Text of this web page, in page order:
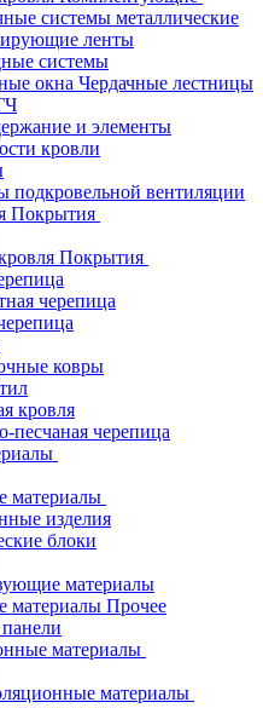
системы металлические
ленты
системы
окна Чердачные лестницы
и элементы
кровли
подкровельной вентиляции
Покрытия
Покрытия
черепица
ковры
кровля
песчаная черепица
материалы
изделия
блоки
материалы
материалы Прочее
материалы
материалы